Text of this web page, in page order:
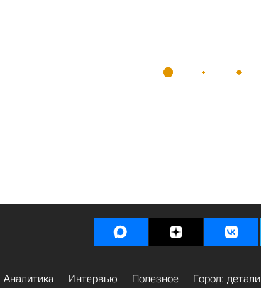
Аналитика Интервью Полезное Город: детали